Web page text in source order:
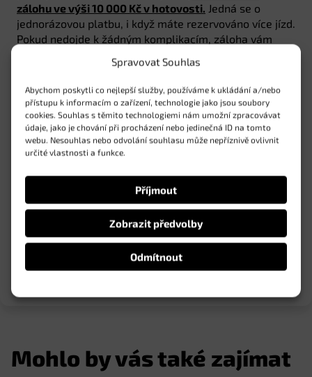
Spravovat Souhlas
Abychom poskytli co nejlepší služby, používáme k ukládání a/nebo
přístupu k informacím o zařízení, technologie jako jsou soubory
cookies. Souhlas s těmito technologiemi nám umožní zpracovávat
údaje, jako je chování při procházení nebo jedinečná ID na tomto
webu. Nesouhlas nebo odvolání souhlasu může nepříznivě ovlivnit
určité vlastnosti a funkce.
Příjmout
Odmítnout
Zobrazit předvolby
zálohu ve výši 10 000 Kč v hotovosti. Jedná se o
jednorázovou platbu, i když máte rezervováno více jízd.
Pokud nedojde k žádným komplikacím, záloha vám
a káva a voda budou k dispozici zdarma. Pokud bude
volná kapacita, bude možné si jízdu objednat na místě,
ale nemůžeme to zaručit.
Mohlo by vás také zajímat